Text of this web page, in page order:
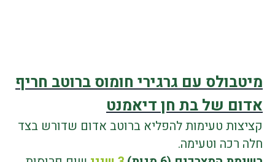
מיטבולס עם גרגירי חומוס ברוטב חריף
אדום של בת חן דיאמנט
קציצות טעימות להפליא ברוטב אדום שדורש בצד
חלה רכה וטעימה.